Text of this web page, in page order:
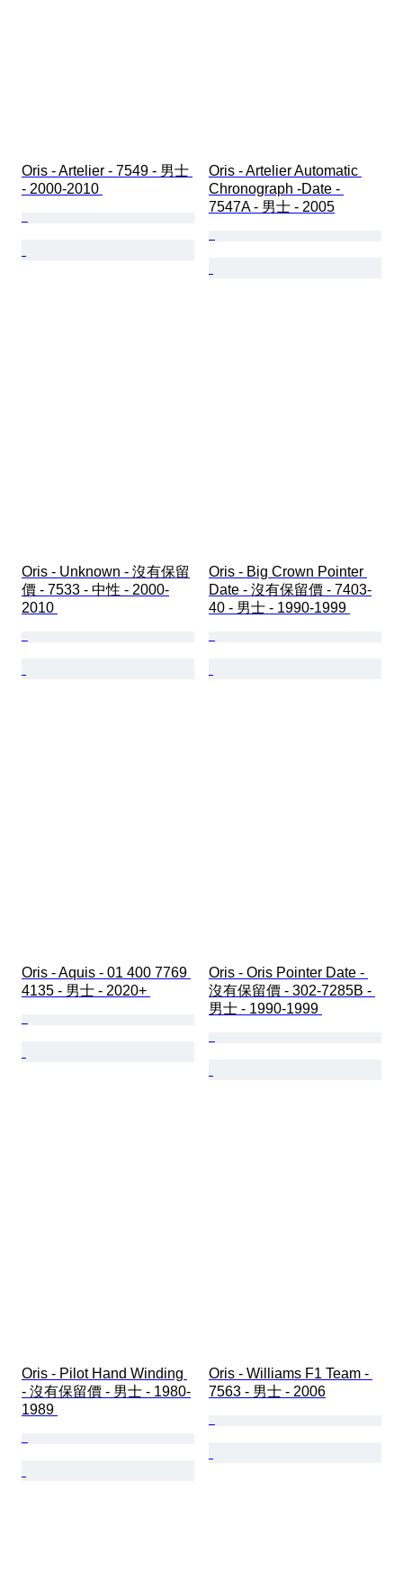
Oris - Artelier - 7549 - 男士
- 2000-2010
Oris - Artelier Automatic
Chronograph -Date -
7547A - 男士 - 2005
Oris - Unknown - 沒有保留
價 - 7533 - 中性 - 2000-
2010
Oris - Big Crown Pointer
Date - 沒有保留價 - 7403-
40 - 男士 - 1990-1999
Oris - Aquis - 01 400 7769
4135 - 男士 - 2020+
Oris - Oris Pointer Date -
沒有保留價 - 302-7285B -
男士 - 1990-1999
Oris - Pilot Hand Winding
- 沒有保留價 - 男士 - 1980-
1989
Oris - Williams F1 Team -
7563 - 男士 - 2006